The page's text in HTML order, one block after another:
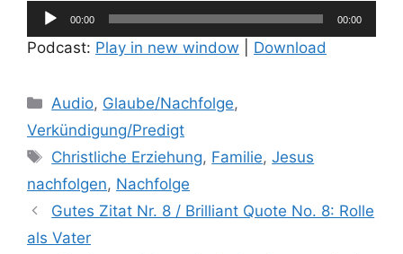
Audio-
Player
00:00 00:00
Podcast: Play in new window Download
Kategorien
Audio, Glaube/Nachfolge,
Verkündigung/Predigt
Schlagwörter
Christliche Erziehung, Familie,Jesus
nachfolgen, Nachfolge
Gutes Zitat Nr. 8 / Brilliant Quote No. 8: Rolle
als Vater